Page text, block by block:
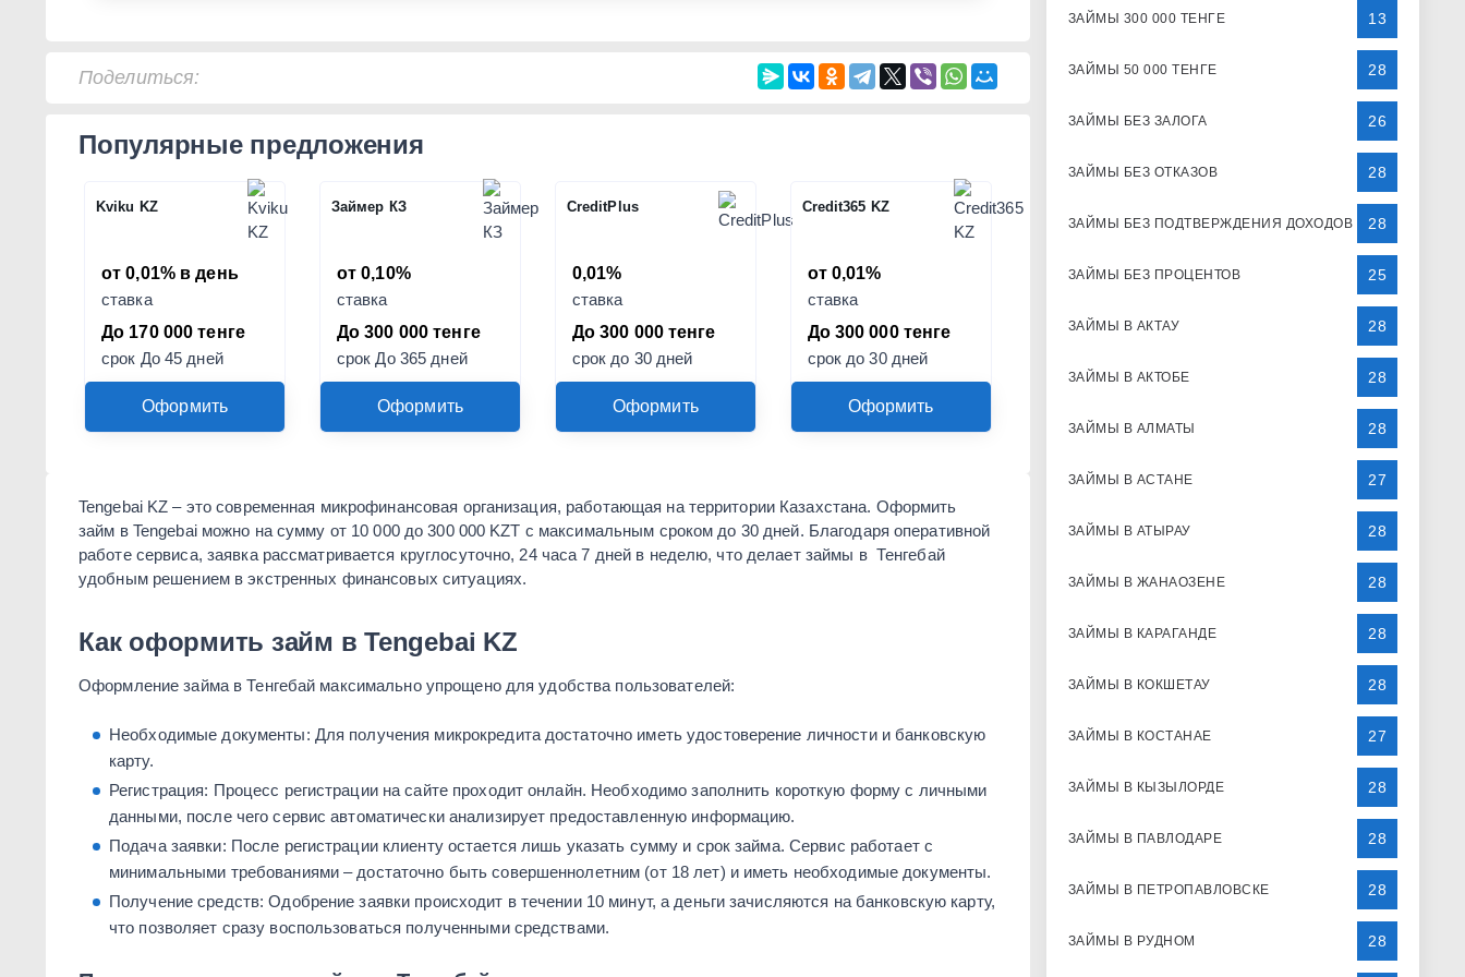
Поделиться:
Популярные предложения
Kviku KZ
от 0,01% в день
ставка
До 170 000 тенге
срок До 45 дней
Оформить
Займер КЗ
от 0,10%
ставка
До 300 000 тенге
срок До 365 дней
Оформить
CreditPlus
0,01%
ставка
До 300 000 тенге
срок до 30 дней
Оформить
Credit365 KZ
от 0,01%
ставка
До 300 000 тенге
срок до 30 дней
Оформить
Tengebai KZ – это современная микрофинансовая организация, работающая на территории Казахстана. Оформить
займ в Tengebai можно на сумму от 10 000 до 300 000 KZT с максимальным сроком до 30 дней. Благодаря оперативной
работе сервиса, заявка рассматривается круглосуточно, 24 часа 7 дней в неделю, что делает займы в Тенгебай
удобным решением в экстренных финансовых ситуациях.
Как оформить займ в Tengebai KZ
Оформление займа в Тенгебай максимально упрощено для удобства пользователей:
Необходимые документы: Для получения микрокредита достаточно иметь удостоверение личности и банковскую
карту.
Регистрация: Процесс регистрации на сайте проходит онлайн. Необходимо заполнить короткую форму с личными
данными, после чего сервис автоматически анализирует предоставленную информацию.
Подача заявки: После регистрации клиенту остается лишь указать сумму и срок займа. Сервис работает с
минимальными требованиями – достаточно быть совершеннолетним (от 18 лет) и иметь необходимые документы.
Получение средств: Одобрение заявки происходит в течении 10 минут, а деньги зачисляются на банковскую карту,
что позволяет сразу воспользоваться полученными средствами.
ЗАЙМЫ 300 000 ТЕНГЕ 13
ЗАЙМЫ 50 000 ТЕНГЕ 28
ЗАЙМЫ БЕЗ ЗАЛОГА 26
ЗАЙМЫ БЕЗ ОТКАЗОВ 28
ЗАЙМЫ БЕЗ ПОДТВЕРЖДЕНИЯ ДОХОДОВ 28
ЗАЙМЫ БЕЗ ПРОЦЕНТОВ 25
ЗАЙМЫ В АКТАУ 28
ЗАЙМЫ В АКТОБЕ 28
ЗАЙМЫ В АЛМАТЫ 28
ЗАЙМЫ В АСТАНЕ 27
ЗАЙМЫ В АТЫРАУ 28
ЗАЙМЫ В ЖАНАОЗЕНЕ 28
ЗАЙМЫ В КАРАГАНДЕ 28
ЗАЙМЫ В КОКШЕТАУ 28
ЗАЙМЫ В КОСТАНАЕ 27
ЗАЙМЫ В КЫЗЫЛОРДЕ 28
ЗАЙМЫ В ПАВЛОДАРЕ 28
ЗАЙМЫ В ПЕТРОПАВЛОВСКЕ 28
ЗАЙМЫ В РУДНОМ 28